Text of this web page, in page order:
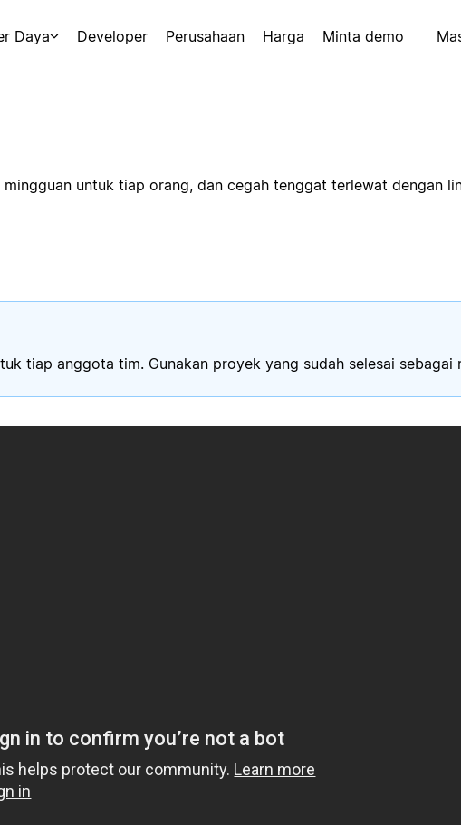
Daya Developer Perusahaan Harga Minta demo
untuk tiap orang, dan cegah tenggat terlewat dengan
tiap anggota tim. Gunakan proyek yang sudah selesai sebagai